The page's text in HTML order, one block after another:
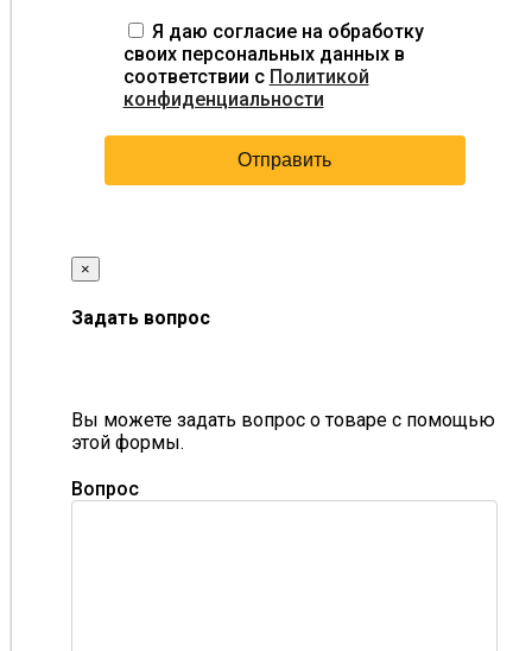
Я даю согласие на обработку
своих персональных данных в
соответствии с Политикой
конфиденциальности
×
Задать вопрос
Вы можете задать вопрос о товаре с помощью
этой формы.
Вопрос